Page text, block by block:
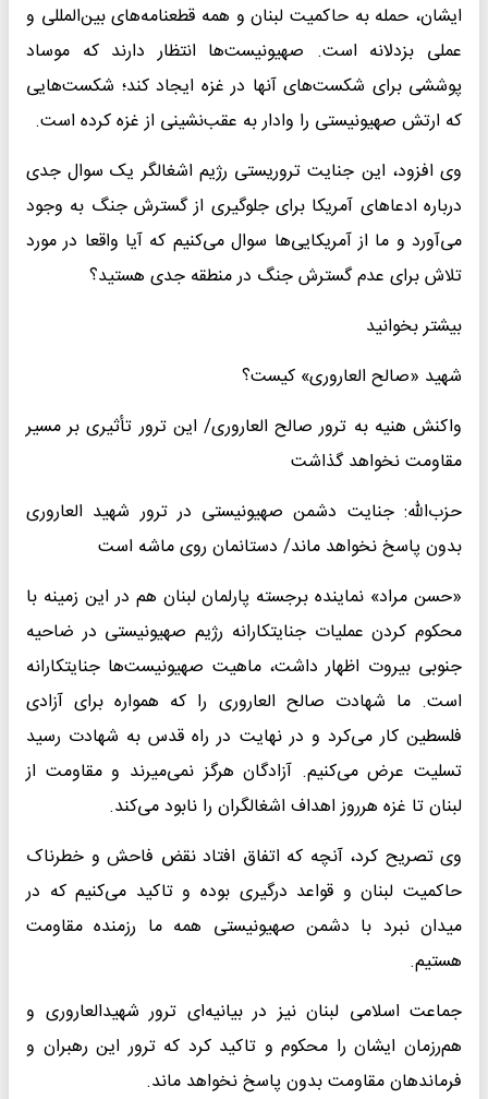
ایشان، حمله به حاکمیت لبنان و همه قطعنامه‌های بین‌المللی و
عملی بزدلانه است. صهیونیست‌ها انتظار دارند که موساد
پوششی برای شکست‌های آنها در غزه ایجاد کند؛ شکست‌هایی
که ارتش صهیونیستی را وادار به عقب‌نشینی از غزه کرده است.
وی افزود، این جنایت تروریستی رژیم اشغالگر یک سوال جدی
درباره ادعاهای آمریکا برای جلوگیری از گسترش جنگ به وجود
می‌آورد و ما از آمریکایی‌ها سوال می‌کنیم که آیا واقعا در مورد
تلاش برای عدم گسترش جنگ در منطقه جدی هستید؟
بیشتر بخوانید
شهید «صالح العاروری» کیست؟
واکنش هنیه به ترور صالح العاروری/ این ترور تأثیری بر مسیر
مقاومت نخواهد گذاشت
حزب‌الله: جنایت دشمن صهیونیستی در ترور شهید العاروری
بدون پاسخ نخواهد ماند/ دستانمان روی ماشه است
«حسن مراد» نماینده برجسته پارلمان لبنان هم در این زمینه با
محکوم کردن عملیات جنایتکارانه رژیم صهیونیستی در ضاحیه
جنوبی بیروت اظهار داشت، ماهیت صهیونیست‌ها جنایتکارانه
است. ما شهادت صالح العاروری را که همواره برای آزادی
فلسطین کار می‌کرد و در نهایت در راه قدس به شهادت رسید
تسلیت عرض می‌کنیم. آزادگان هرگز نمی‌میرند و مقاومت از
لبنان تا غزه هرروز اهداف اشغالگران را نابود می‌کند.
وی تصریح کرد، آنچه که اتفاق افتاد نقض فاحش و خطرناک
حاکمیت لبنان و قواعد درگیری بوده و تاکید می‌کنیم که در
میدان نبرد با دشمن صهیونیستی همه ما رزمنده مقاومت
هستیم.
جماعت اسلامی لبنان نیز در بیانیه‌ای ترور شهیدالعاروری و
هم‌رزمان ایشان را محکوم و تاکید کرد که ترور این رهبران و
فرماندهان مقاومت بدون پاسخ نخواهد ماند.